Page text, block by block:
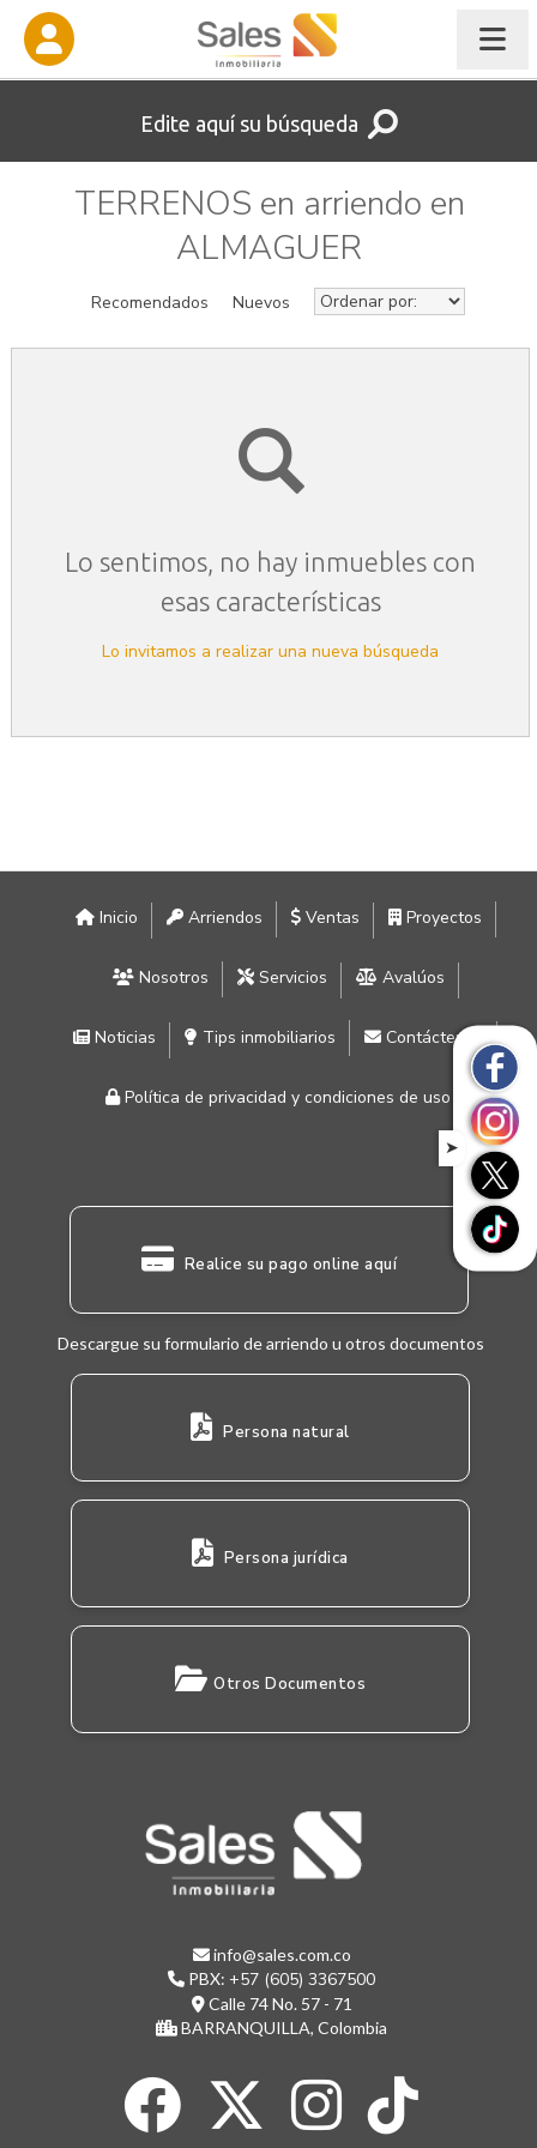
Edite aquí su búsqueda
TERRENOS en arriendo en
ALMAGUER
Recomendados Nuevos
Lo sentimos, no hay inmuebles con
esas características
Lo invitamos a realizar una nueva búsqueda
Inicio Arriendos Ventas Proyectos
Nosotros Servicios Avalúos
Noticias Tips inmobiliarios Contáctenos
Política de privacidad y condiciones de uso
Realice su pago online aquí
Descargue su formulario de arriendo u otros documentos
Persona natural
Persona jurídica
Otros Documentos
info@sales.com.co
PBX: +57 (605) 3367500
Calle 74 No. 57 - 71
BARRANQUILLA, Colombia
➤